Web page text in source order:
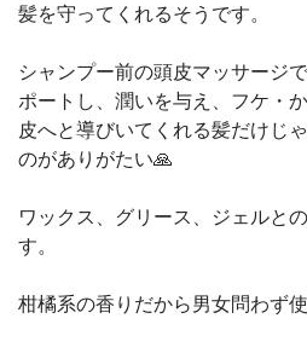
髪を守ってくれるそうです。
シャンプー前の頭皮マッサージ
ポートし、潤いを与え、フケ・
皮へと導びいてくれる髪だけじ
のがありがたい🙏
ワックス、グリース、ジェルと
す。
柑橘系の香りだから男女問わず